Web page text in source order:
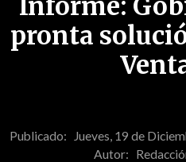
Informe:
pronta
Publicado: Jueves, 19 de
Autor: